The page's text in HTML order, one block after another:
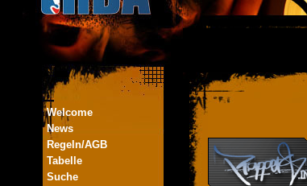
Welcome
News
Regeln/AGB
Tabelle
Suche